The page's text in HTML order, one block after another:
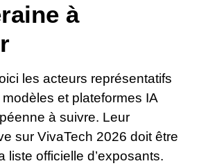
à
les acteurs représentatifs
et plateformes IA
à suivre. Leur
sur VivaTech 2026 doit être
liste officielle d’exposants.